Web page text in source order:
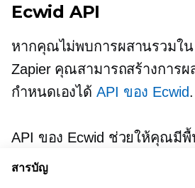
Ecwid API
หากคุณไม่พบการผสานรวมใน
Zapier คุณสามารถสร้างการ
กำหนดเองได้API ของ Ecwid.
API ของ Ecwid ช่วยให้คุณมี
ปรับแต่งประสบการณ์ Ecwid
สารบัญ